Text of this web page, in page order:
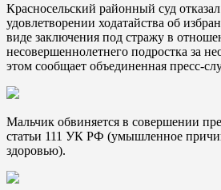
Красносельский районный суд
удовлетворении ходатайства об
виде заключения под стражу в
несовершеннолетнего подростка за
этом сообщает объединенная пресс-
Мальчик обвиняется в совершении
статьи 111 УК РФ (умышленное
здоровью).